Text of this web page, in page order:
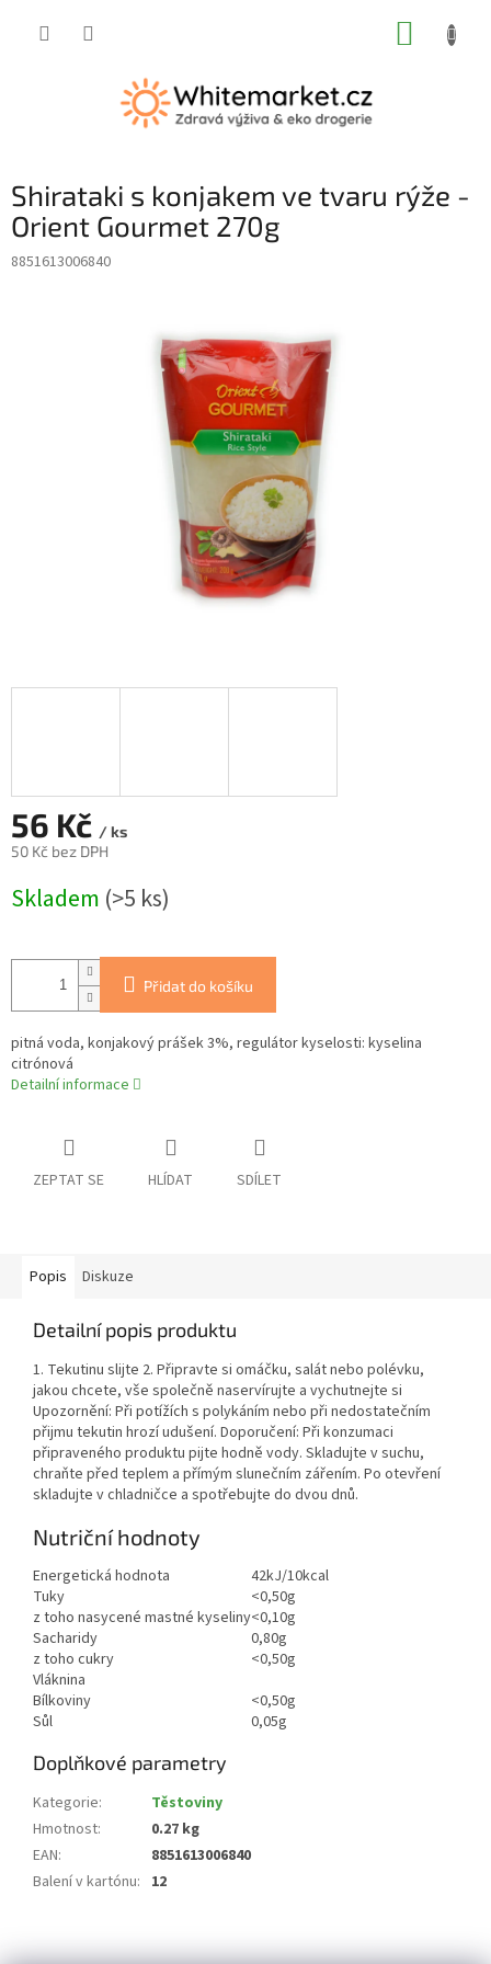
Shirataki s konjakem ve tvaru rýže -
Orient Gourmet 270g
8851613006840
56 Kč / ks
50 Kč bez DPH
cena:
Skladem (>5 ks)
Přidat do košíku
pitná voda, konjakový prášek 3%, regulátor kyselosti: kyselina
citrónová
Detailní informace
ZEPTAT SE HLÍDAT SDÍLET
Popis Diskuze
Detailní popis produktu
1. Tekutinu slijte 2. Připravte si omáčku, salát nebo polévku,
jakou chcete, vše společně naservírujte a vychutnejte si
Upozornění: Při potížích s polykáním nebo při nedostatečním
přijmu tekutin hrozí udušení. Doporučení: Při konzumaci
připraveného produktu pijte hodně vody. Skladujte v suchu,
chraňte před teplem a přímým slunečním zářením. Po otevření
skladujte v chladničce a spotřebujte do dvou dnů.
Nutriční hodnoty
Energetická hodnota
42kJ/10kcal
Tuky
<0,50g
z toho nasycené mastné kyseliny<0,10g
Sacharidy
0,80g
z toho cukry
<0,50g
Vláknina
Bílkoviny
<0,50g
Sůl
0,05g
Doplňkové parametry
Kategorie:
Těstoviny
Hmotnost:
0.27 kg
EAN:
8851613006840
Balení v kartónu: 12